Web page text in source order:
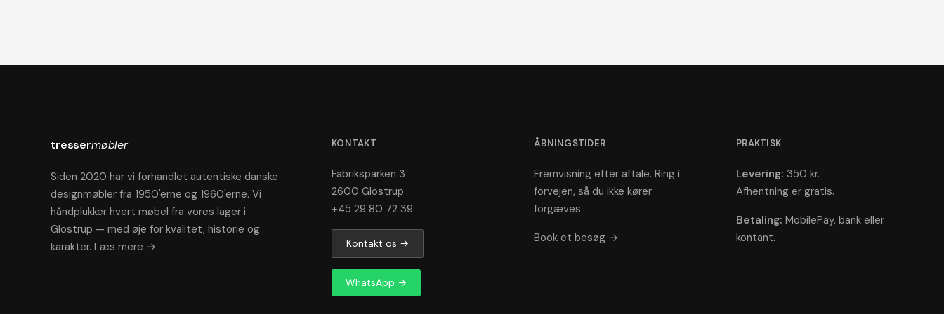
tressermøbler
Siden 2020 har vi forhandlet autentiske danske
designmøbler fra 1950'erne og 1960'erne. Vi
håndplukker hvert møbel fra vores lager i
Glostrup — med øje for kvalitet, historie og
karakter. Læs mere →
KONTAKT
Fabriksparken 3
2600 Glostrup
+45 29 80 72 39
Kontakt os →
WhatsApp →
ÅBNINGSTIDER
Fremvisning efter aftale. Ring i
forvejen, så du ikke kører
forgæves.
Book et besøg →
PRAKTISK
Levering: 350 kr.
Afhentning er gratis.
Betaling: MobilePay, bank eller
kontant.